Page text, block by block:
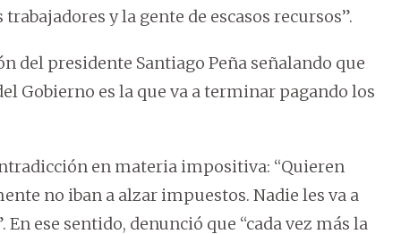
y la gente de escasos recursos”.
presidente Santiago Peña señalando que
Gobierno es la que va a terminar pagando los
en materia impositiva: “Quieren
no iban a alzar impuestos. Nadie les va a
ese sentido, denunció que “cada vez más la